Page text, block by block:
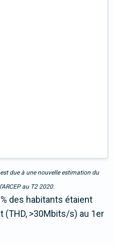
due à une nouvelle estimation du
au T2 2020.
des habitants étaient
(THD, >30Mbits/s) au 1er